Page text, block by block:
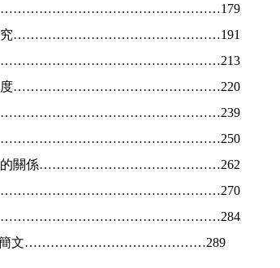
步研究…………………………………………191
度…………………………………………………213
祭制度…………………………………………220
……………………………………………………239
250
子》的關係……………………………………262
……………………………………………………270
284
幾條簡文……………………………………289